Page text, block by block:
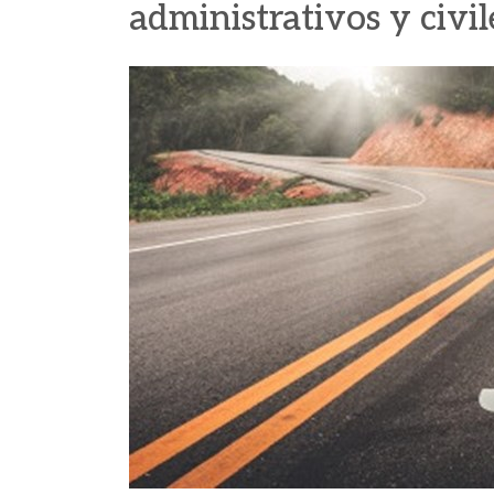
administrativos y